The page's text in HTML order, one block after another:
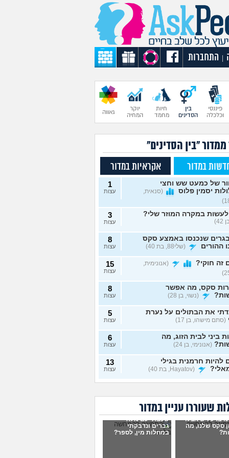
התחברות
פיננסי
וכלכלה
בין
הסדינים
חיות
מחמד
יוקר
המחיה
גאווה
ממדור "בין הסדינים"
במדור אקראיות במדור
של כמעט שש וחצי
יסמין פלוס
(סנאית,
1
עצות
במקרה המוזר שלי? 3
עצות
שנכנסו באמצע סקס
ההורים
(שלי88, בת 40)
8
עצות
זה חוקי?
(אנונימית,
15
עצות
סקס, מה אפשר
(נשוי, בן 28)
8
עצות
את הבתולים על נערת
(סתם מישהו, בן 17)
5
עצות
ביני לבית הזוג, מה
(אנונימי, בן 24)
6
עצות
להיות חרמנית בגילי
(Hayatov, בת 40)
13
עצות
18)
יחד עם הבן זוג, והוא
עליי ולא חושק בי,
(כינוי, בת 26)
9
עצות
שעוררו עניין במדור
ברע ויש אצלו
סקס שלנו, מה
שכבתי עם מלא
גברים ונדבקתי
במחלות מין, לספר?